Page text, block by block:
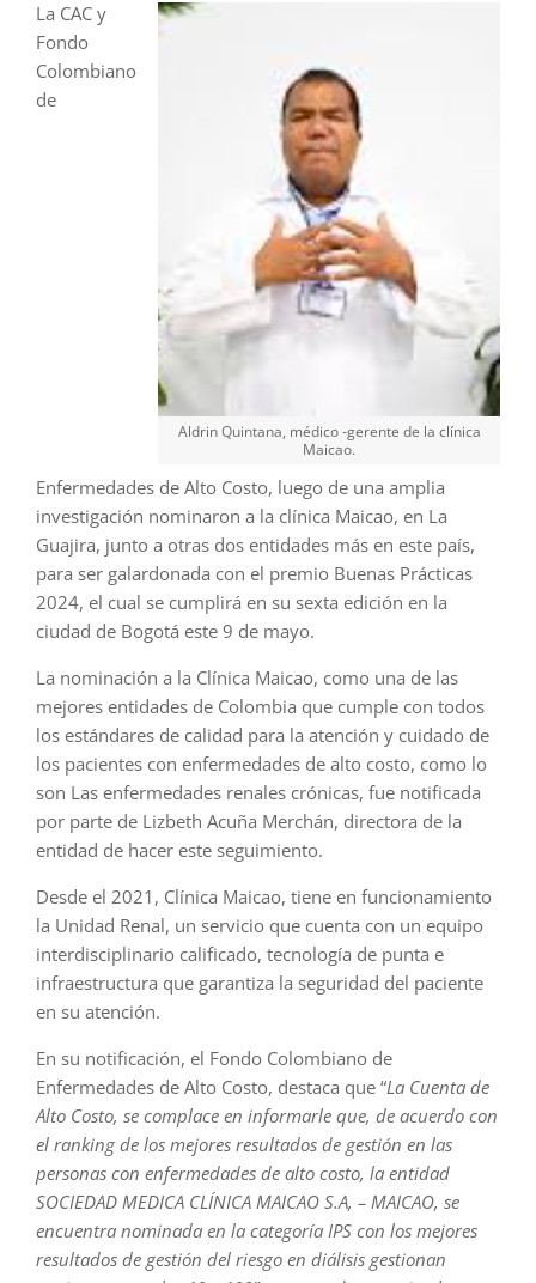
Aldrin Quintana, médico -gerente de la clínica
Maicao.
La CAC y
Fondo
Colombiano
de
Enfermedades de Alto Costo, luego de una amplia
investigación nominaron a la clínica Maicao, en La
Guajira, junto a otras dos entidades más en este país,
para ser galardonada con el premio Buenas Prácticas
2024, el cual se cumplirá en su sexta edición en la
ciudad de Bogotá este 9 de mayo.
La nominación a la Clínica Maicao, como una de las
mejores entidades de Colombia que cumple con todos
los estándares de calidad para la atención y cuidado de
los pacientes con enfermedades de alto costo, como lo
son Las enfermedades renales crónicas, fue notificada
por parte de Lizbeth Acuña Merchán, directora de la
entidad de hacer este seguimiento.
Desde el 2021, Clínica Maicao, tiene en funcionamiento
la Unidad Renal, un servicio que cuenta con un equipo
interdisciplinario calificado, tecnología de punta e
infraestructura que garantiza la seguridad del paciente
en su atención.
En su notificación, el Fondo Colombiano de
Enfermedades de Alto Costo, destaca que “La Cuenta de
Alto Costo, se complace en informarle que, de acuerdo con
el ranking de los mejores resultados de gestión en las
personas con enfermedades de alto costo, la entidad
SOCIEDAD MEDICA CLÍNICA MAICAO S.A, – MAICAO, se
encuentra nominada en la categoría IPS con los mejores
resultados de gestión del riesgo en diálisis gestionan